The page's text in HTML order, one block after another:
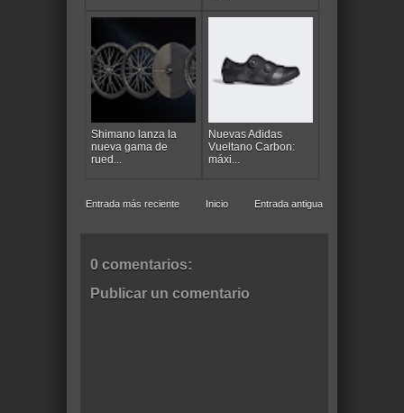
Shimano lanza la
nueva gama de
rued...
Nuevas Adidas
Vueltano Carbon:
máxi...
Entrada más reciente Entrada antigua
Inicio
0 comentarios:
Publicar un comentario